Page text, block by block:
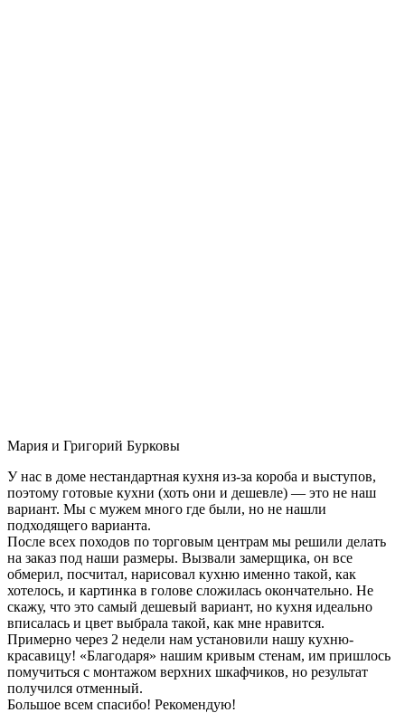
Мария и Григорий Бурковы
У нас в доме нестандартная кухня из-за короба и выступов,
поэтому готовые кухни (хоть они и дешевле) — это не наш
вариант. Мы с мужем много где были, но не нашли
подходящего варианта.
После всех походов по торговым центрам мы решили делать
на заказ под наши размеры. Вызвали замерщика, он все
обмерил, посчитал, нарисовал кухню именно такой, как
хотелось, и картинка в голове сложилась окончательно. Не
скажу, что это самый дешевый вариант, но кухня идеально
вписалась и цвет выбрала такой, как мне нравится.
Примерно через 2 недели нам установили нашу кухню-
красавицу! «Благодаря» нашим кривым стенам, им пришлось
помучиться с монтажом верхних шкафчиков, но результат
получился отменный.
Большое всем спасибо! Рекомендую!